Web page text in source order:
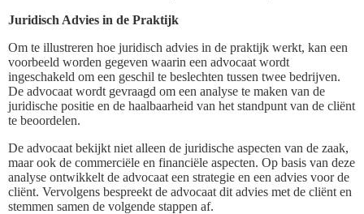
Juridisch Advies in de Praktijk
Om te illustreren hoe juridisch advies in de praktijk werkt, kan een
voorbeeld worden gegeven waarin een advocaat wordt
ingeschakeld om een geschil te beslechten tussen twee bedrijven.
De advocaat wordt gevraagd om een analyse te maken van de
juridische positie en de haalbaarheid van het standpunt van de cliënt
te beoordelen.
De advocaat bekijkt niet alleen de juridische aspecten van de zaak,
maar ook de commerciële en financiële aspecten. Op basis van deze
analyse ontwikkelt de advocaat een strategie en een advies voor de
cliënt. Vervolgens bespreekt de advocaat dit advies met de cliënt en
stemmen samen de volgende stappen af.